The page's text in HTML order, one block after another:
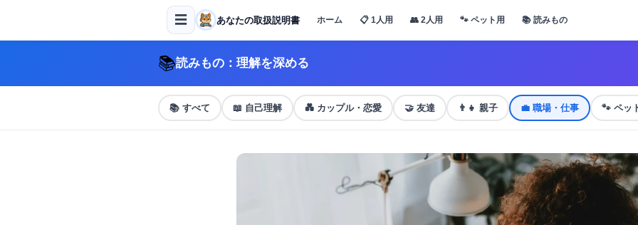
☰ あなたの取扱説明書 ホーム 📋 1人用 👥 2人用 🐾 ペット用 📚 読みもの
📚読みもの：理解を深める
📚 すべて 📖 自己理解 💑 カップル・恋愛 🤝 友達 👨‍👧 親子 💼 職場・仕事 🐾 ペッ